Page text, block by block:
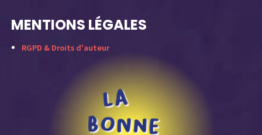
MENTIONS LÉGALES
RGPD & Droits d'auteur